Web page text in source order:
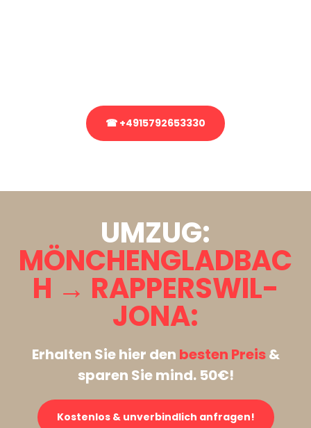
☎ +4915792653330
UMZUG:
MÖNCHENGLADBAC
H → RAPPERSWIL-
JONA:
Erhalten Sie hier den besten Preis&
sparen Sie mind. 50€!
Kostenlos & unverbindlich anfragen!